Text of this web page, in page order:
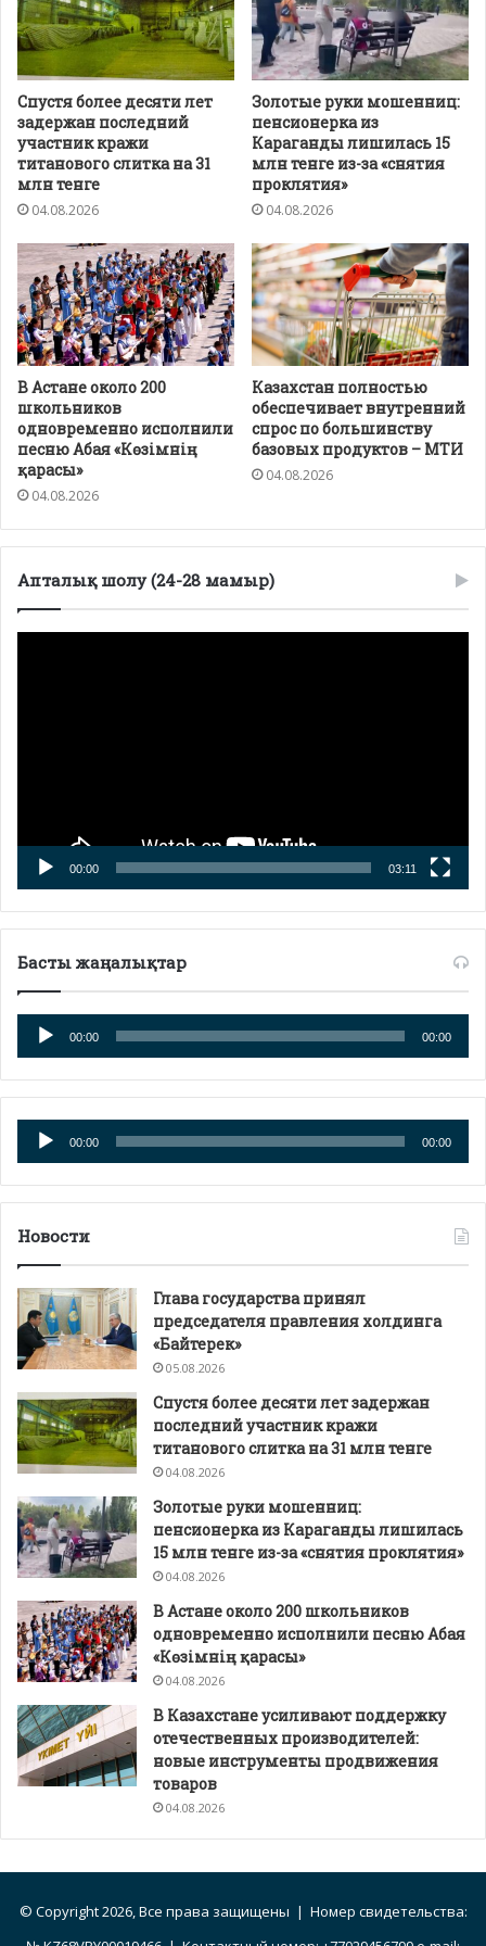
Спустя более десяти лет
задержан последний
участник кражи
титанового слитка на 31
млн тенге
04.08.2026
Золотые руки мошенниц:
пенсионерка из
Караганды лишилась 15
млн тенге из-за «снятия
проклятия»
04.08.2026
В Астане около 200
школьников
одновременно исполнили
песню Абая «Көзімнің
қарасы»
04.08.2026
Казахстан полностью
обеспечивает внутренний
спрос по большинству
базовых продуктов – МТИ
04.08.2026
Апталық шолу (24-28 мамыр)
00:00 03:11
Басты жаңалықтар
Аудиоплеер
00:00 00:00
Аудиоплеер
00:00 00:00
Новости
Глава государства принял
председателя правления холдинга
«Байтерек»
05.08.2026
Спустя более десяти лет задержан
последний участник кражи
титанового слитка на 31 млн тенге
04.08.2026
Золотые руки мошенниц:
пенсионерка из Караганды лишилась
15 млн тенге из-за «снятия проклятия»
04.08.2026
В Астане около 200 школьников
одновременно исполнили песню Абая
«Көзімнің қарасы»
04.08.2026
В Казахстане усиливают поддержку
отечественных производителей:
новые инструменты продвижения
товаров
04.08.2026
© Copyright 2026, Все права защищены | Номер свидетельства: